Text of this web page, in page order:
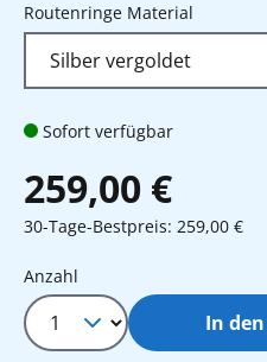
Routenringe Material
Sofort verfügbar
259,00 €
30-Tage-Bestpreis: 259,00 €
Produkt Anzahl:
Anzahl
In